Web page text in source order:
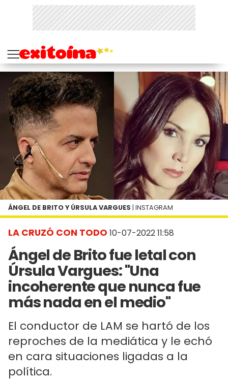
LA CRUZÓ CON TODO 10-07-2022 11:58
Ángel de Brito fue letal con
Úrsula Vargues: "Una
incoherente que nunca fue
más nada en el medio"
El conductor de LAM se hartó de los
reproches de la mediática y le echó
en cara situaciones ligadas a la
política.
ÁNGEL DE BRITO Y ÚRSULA VARGUES | INSTAGRAM